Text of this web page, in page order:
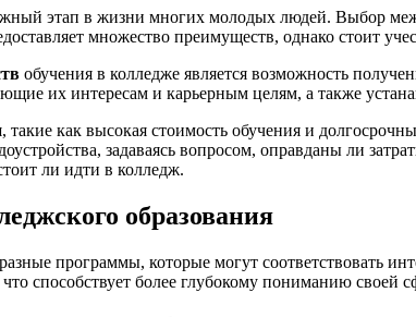
этап в жизни многих молодых людей. Выбор
множество преимуществ, однако стоит
обучения в колледже является возможность
их интересам и карьерным целям, а также
, такие как высокая стоимость обучения и
задаваясь вопросом, оправданы ли
ли идти в колледж.
образования
программы, которые могут соответствовать
способствует более глубокому пониманию своей